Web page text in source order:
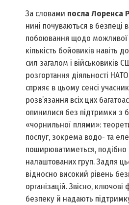
За словами посла Лоренса
нині почуваються в безпеці
побоювання щодо можливої
кількість бойовиків навіть
сил загалом і
розгортання діяльності
сприяє в цьому сенсі
розв’язання всіх цих
опинилися без підтримки з
«чорнильної плями»:
послуг, зокрема водо- та
поширюватиметься, подібно
налаштованих груп. Задля
відносно високий рівень
організацій. Звісно,
безпеку й надають